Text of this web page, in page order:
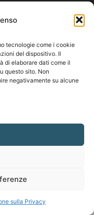
tecnologie come i cookie
del dispositivo. Il
di elaborare dati come il
questo sito. Non
negativamente su alcune
sulla Privacy